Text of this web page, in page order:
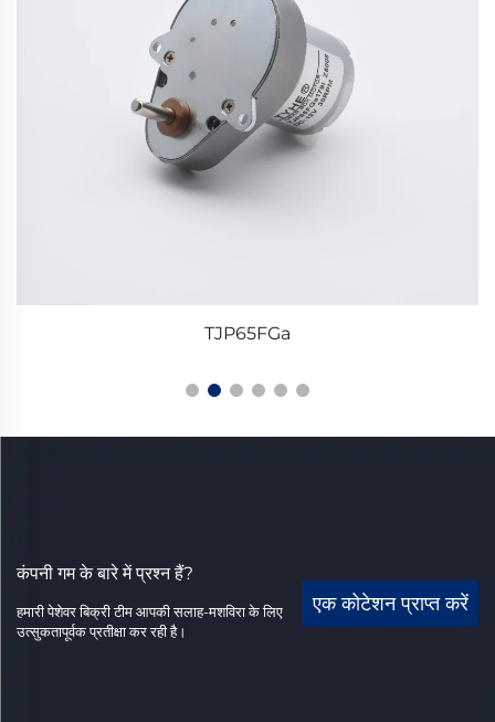
TJP65FGa
कंपनी गम के बारे में प्रश्न हैं?
हमारी पेशेवर बिक्री टीम आपकी सलाह-मशविरा के लिए
उत्सुकतापूर्वक प्रतीक्षा कर रही है।
एक कोटेशन प्राप्त करें